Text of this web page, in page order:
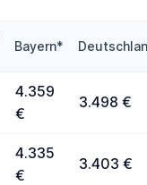
Bayern*
4.359
€
3.498 €
4.335
€
3.403 €